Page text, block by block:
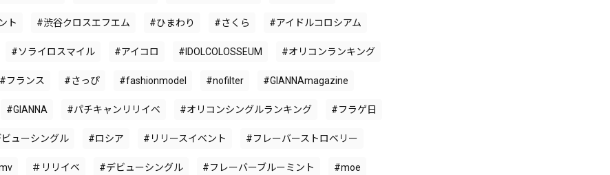
ト #渋谷クロスエフエム #ひまわり #さくら #アイドルコロシアム
#ソライロスマイル #アイコロ #IDOLCOLOSSEUM #オリコンランキング
#フランス #さっぴ #fashionmodel #nofilter #GIANNAmagazine
#GIANNA #パチキャンリリイベ #オリコンシングルランキング #フラゲ日
ューシングル #ロシア #リリースイベント #フレーバーストロベリー
＃リリイベ #デビューシングル #フレーバーブルーミント #moe